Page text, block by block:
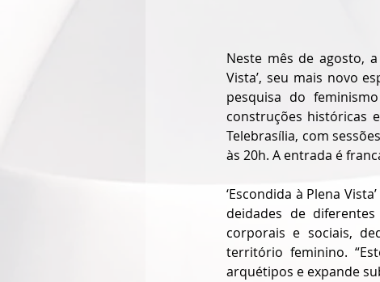
Neste mês de agosto,
Vista’, seu mais novo
pesquisa do
construções históricas
Telebrasília, com
às 20h. A entrada é
‘Escondida à Plena
deidades de
corporais e sociais,
território feminino.
arquétipos e expande